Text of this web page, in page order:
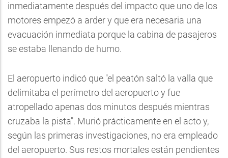
inmediatamente después del impacto que uno de los
motores empezó a arder y que era necesaria una
evacuación inmediata porque la cabina de pasajeros
se estaba llenando de humo.
El aeropuerto indicó que "el peatón saltó la valla que
delimitaba el perímetro del aeropuerto y fue
atropellado apenas dos minutos después mientras
cruzaba la pista". Murió prácticamente en el acto y,
según las primeras investigaciones, no era empleado
del aeropuerto. Sus restos mortales están pendientes